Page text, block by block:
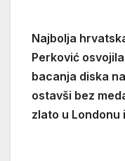
Najbolja
Perković
bacanja diska
ostavši bez
zlato u Londonu